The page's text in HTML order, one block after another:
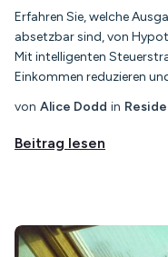
Erfahren Sie, welche
absetzbar sind, von
Mit intelligenten
Einkommen reduzieren
von Alice Dodd in
Beitrag lesen